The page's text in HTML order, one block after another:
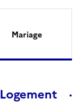
Mariage
Logement